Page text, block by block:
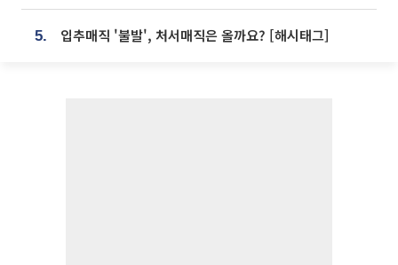
5. 입추매직 '불발', 처서매직은 올까요? [해시태그]